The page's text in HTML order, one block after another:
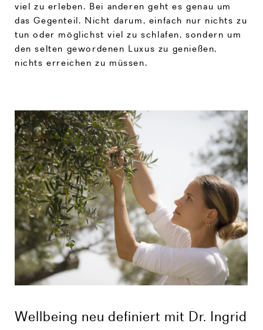
viel zu erleben. Bei anderen geht es genau um
das Gegenteil. Nicht darum, einfach nur nichts zu
tun oder möglichst viel zu schlafen, sondern um
den selten gewordenen Luxus zu genießen,
nichts erreichen zu müssen.
Wellbeing neu definiert mit Dr. Ingrid